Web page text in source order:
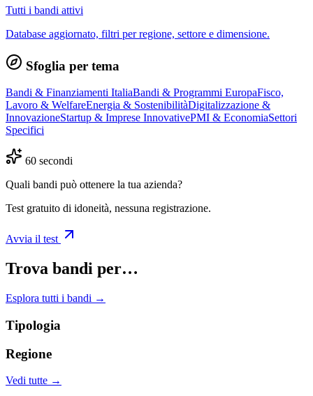
Tutti i bandi attivi
Database aggiornato, filtri per regione, settore e dimensione.
Sfoglia per tema
Bandi & Finanziamenti ItaliaBandi & Programmi EuropaFisco,
Lavoro & WelfareEnergia & SostenibilitàDigitalizzazione &
InnovazioneStartup & Imprese InnovativePMI & EconomiaSettori
Specifici
60 secondi
Quali bandi può ottenere la tua azienda?
Test gratuito di idoneità, nessuna registrazione.
Avvia il test
Trova bandi per…
Esplora tutti i bandi →
Tipologia
Regione
Vedi tutte →